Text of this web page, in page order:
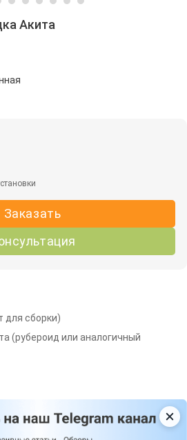
Акита
Заказать
для сборки)
(рубероид или аналогичный